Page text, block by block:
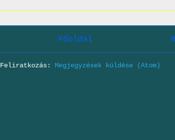
Főoldal
Feliratkozás: Megjegyzések küldése (Atom)